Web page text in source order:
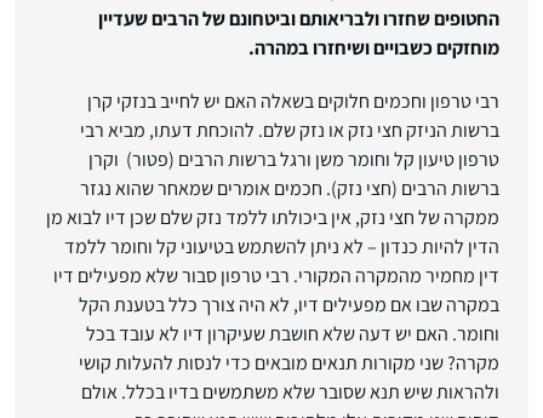
החטופים שחזרו ולבריאותם וביטחונם של הרבים שעדיין
מוחזקים כשבויים ושיחזרו במהרה.
רבי טרפון וחכמים חלוקים בשאלה האם יש לחייב בנזקי קרן
ברשות הניזק חצי נזק או נזק שלם. להוכחת דעתו, מביא רבי
טרפון טיעון קל וחומר משן ורגל ברשות הרבים (פטור) וקרן
ברשות הרבים (חצי נזק). חכמים אומרים שמאחר שהוא נגזר
ממקרה של חצי נזק, אין ביכולתו ללמד נזק שלם שכן דיו לבוא מן
הדין להיות כנדון – לא ניתן להשתמש בטיעוני קל וחומר ללמד
דין מחמיר מהמקרה המקורי. רבי טרפון סבור שלא מפעילים דיו
במקרה שבו אם מפעילים דיו, לא היה צורך כלל בטענת הקל
וחומר. האם יש דעה שלא חושבת שעיקרון דיו לא עובד בכל
מקרה? שני מקורות תנאים מובאים כדי לנסות להעלות קושי
ולהראות שיש תנא שסובר שלא משתמשים בדיו בכלל. אולם